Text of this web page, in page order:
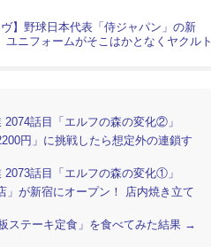
ヴ】野球日本代表「侍ジャパン」の新
ユニフォームがそこはかとなくヤクルト
2074話目「エルフの森の変化②」
円」に挑戦したら想定外の連鎖す
2073話目「エルフの森の変化①」
」が新宿にオープン！ 店内焼き立て
ステーキ定食」を食べてみた結果 →